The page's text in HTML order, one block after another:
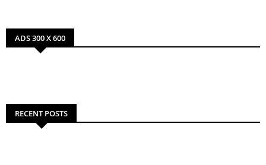
ADS 300 X 600
RECENT POSTS